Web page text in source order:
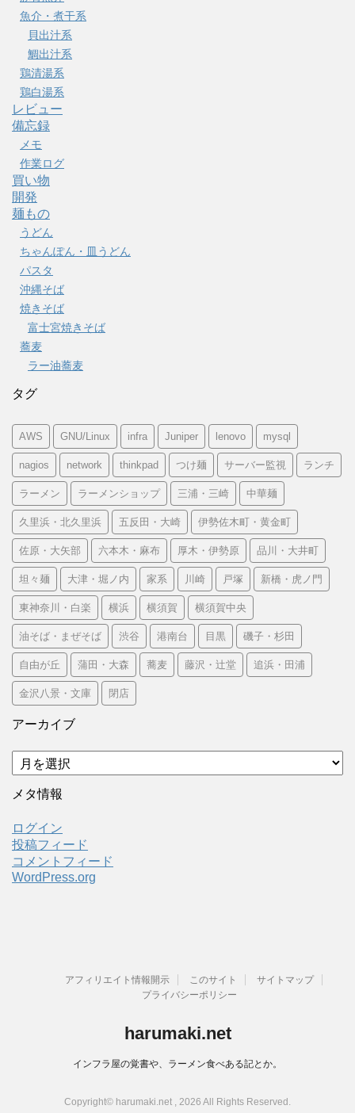
魚介・煮干系
貝出汁系
鯛出汁系
鶏清湯系
鶏白湯系
レビュー
備忘録
メモ
作業ログ
買い物
開発
麺もの
うどん
ちゃんぽん・皿うどん
パスタ
沖縄そば
焼きそば
富士宮焼きそば
蕎麦
ラー油蕎麦
タグ
AWS GNU/Linux infra Juniper lenovo mysql
nagios network thinkpad つけ麺 サーバー監視 ランチ
ラーメン ラーメンショップ 三浦・三崎 中華麺
久里浜・北久里浜 五反田・大崎 伊勢佐木町・黄金町
佐原・大矢部 六本木・麻布 厚木・伊勢原 品川・大井町
坦々麺 大津・堀ノ内 家系 川崎 戸塚 新橋・虎ノ門
東神奈川・白楽 横浜 横須賀 横須賀中央
油そば・まぜそば 渋谷 港南台 目黒 磯子・杉田
自由が丘 蒲田・大森 蕎麦 藤沢・辻堂 追浜・田浦
金沢八景・文庫 閉店
アーカイブ
ア
ー
カ
ブ
メタ情報
ログイン
投稿フィード
コメントフィード
WordPress.org
アフィリエイト情報開示 このサイト
サイトマップ
プライバシーポリシー
harumaki.net
インフラ屋の覚書や、ラーメン食べある記とか。
Copyright© harumaki.net , 2026 All Rights Reserved.